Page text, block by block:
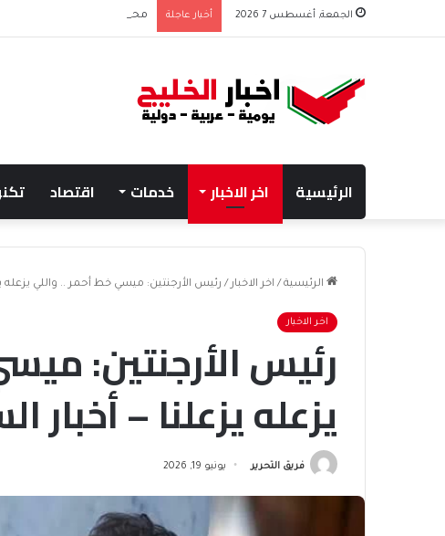
الجمعة, أغسطس 7 2026 أخبار عاجلة محمد بن زايد وبوتين يتباحثان
الرئيسية اخر الاخبار خدمات اقتصاد
الرئيسية / اخر الاخبار / رئيس الأرجنتين: ميسي خط أحمر .. واللي يزعله
اخر الاخبار
رئيس الأرجنتين:
يزعله يزعلنا – أخبار
فريق التحرير يونيو 19, 2026